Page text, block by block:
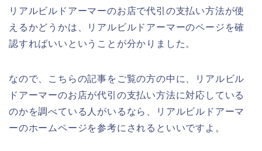
リアルビルドアーマーのお店で代引の支払い方法が使
えるかどうかは、リアルビルドアーマーのページを確
認すればいいということが分かりました。
なので、こちらの記事をご覧の方の中に、リアルビル
ドアーマーのお店が代引の支払い方法に対応している
のかを調べている人がいるなら、リアルビルドアーマ
ーのホームページを参考にされるといいですよ。